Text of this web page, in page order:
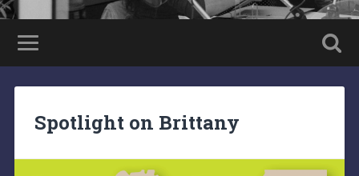
Spotlight on Brittany